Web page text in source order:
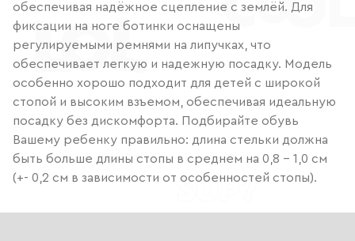
обеспечивая надёжное сцепление с землёй. Для
фиксации на ноге ботинки оснащены
регулируемыми ремнями на липучках, что
обеспечивает легкую и надежную посадку. Модель
особенно хорошо подходит для детей с широкой
стопой и высоким взъемом, обеспечивая идеальную
посадку без дискомфорта. Подбирайте обувь
Вашему ребенку правильно: длина стельки должна
быть больше длины стопы в среднем на 0,8 – 1,0 см
(+- 0,2 см в зависимости от особенностей стопы).